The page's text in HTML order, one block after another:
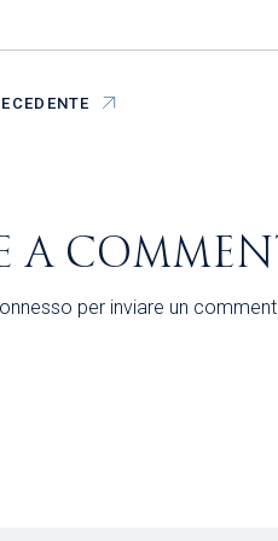
A
per inviare un